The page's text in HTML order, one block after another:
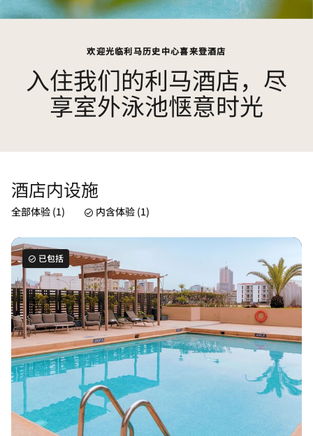
欢迎光临利马历史中心喜来登酒店
入住我们的利马酒店，尽
享室外泳池惬意时光
酒店内设施
全部体验 (1) 内含体验 (1)
已包括